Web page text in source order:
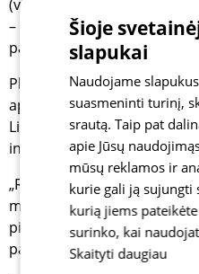
(vidutiniškai 4%). Kitiems
– tokiu atveju GENERAL
pataria skaidyti sumą į
Planuojant indėlio
apsaugoti pinigus nuo
Lietuvos bankas 2025-
infliaciją.
„Remiantis šia
metų trukmės indėlį už
pinigų vertė, bet ir šiek
pasitvirtins prognozės“, –
Šioje
slapukai
Naudojame
suasmeninti turinį,
srautą. Taip pat
apie Jūsų
mūsų reklamos ir
kurie gali ją
kurią jiems
surinko, kai
Skaityti daugiau